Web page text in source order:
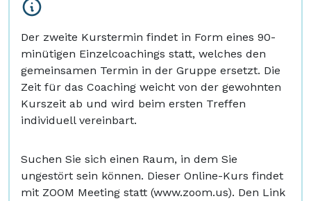
Der zweite Kurstermin findet in Form eines 90-
minütigen Einzelcoachings statt, welches den
gemeinsamen Termin in der Gruppe ersetzt. Die
Zeit für das Coaching weicht von der gewohnten
Kurszeit ab und wird beim ersten Treffen
individuell vereinbart.
Suchen Sie sich einen Raum, in dem Sie
ungestört sein können. Dieser Online-Kurs findet
mit ZOOM Meeting statt (www.zoom.us). Den Link